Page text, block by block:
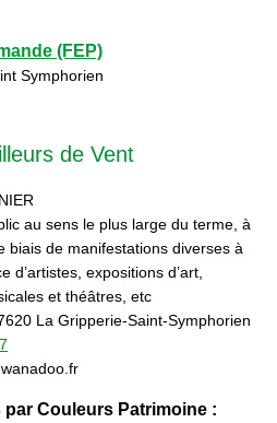
(FEP)
Symphorien
de Vent
au sens le plus large du terme, à
biais de manifestations diverses à
d’artistes, expositions d’art,
et théâtres, etc
La Gripperie-Saint-Symphorien
Couleurs Patrimoine :